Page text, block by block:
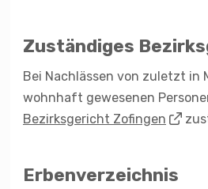
Zuständiges
Bei Nachlässen von zuletzt in
wohnhaft gewesenen
Bezirksgericht Zofingen
Erbenverzeichnis